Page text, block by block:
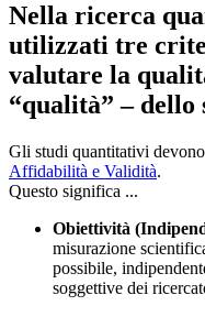
Nella ricerca
utilizzati tre
valutare la
“qualità” – dello
Gli studi quantitativi
Affidabilità e Validità.
Questo significa ...
Obiettività
misurazione
possibile,
soggettive dei